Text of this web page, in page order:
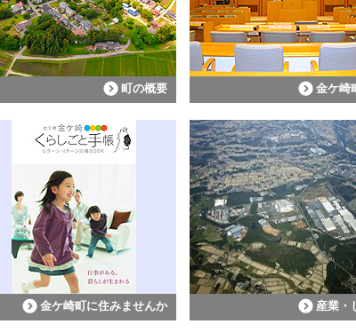
町の概要 金ケ崎
金ケ崎町に住みませんか 産業・